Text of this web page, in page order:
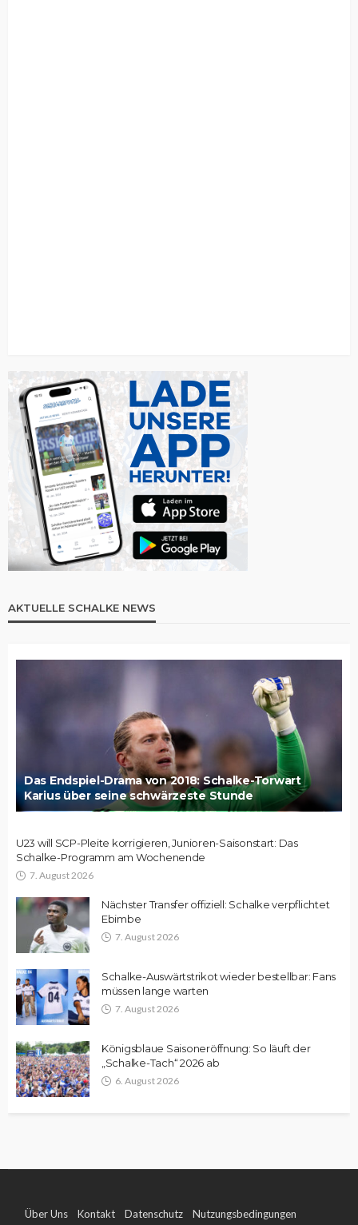
AKTUELLE SCHALKE NEWS
Das Endspiel-Drama von 2018: Schalke-Torwart
Karius über seine schwärzeste Stunde
U23 will SCP-Pleite korrigieren, Junioren-Saisonstart: Das
Schalke-Programm am Wochenende
7. August 2026
Nächster Transfer offiziell: Schalke verpflichtet
Ebimbe
7. August 2026
Schalke-Auswärtstrikot wieder bestellbar: Fans
müssen lange warten
7. August 2026
Königsblaue Saisoneröffnung: So läuft der
„Schalke-Tach“ 2026 ab
6. August 2026
Über Uns Kontakt Datenschutz Nutzungsbedingungen